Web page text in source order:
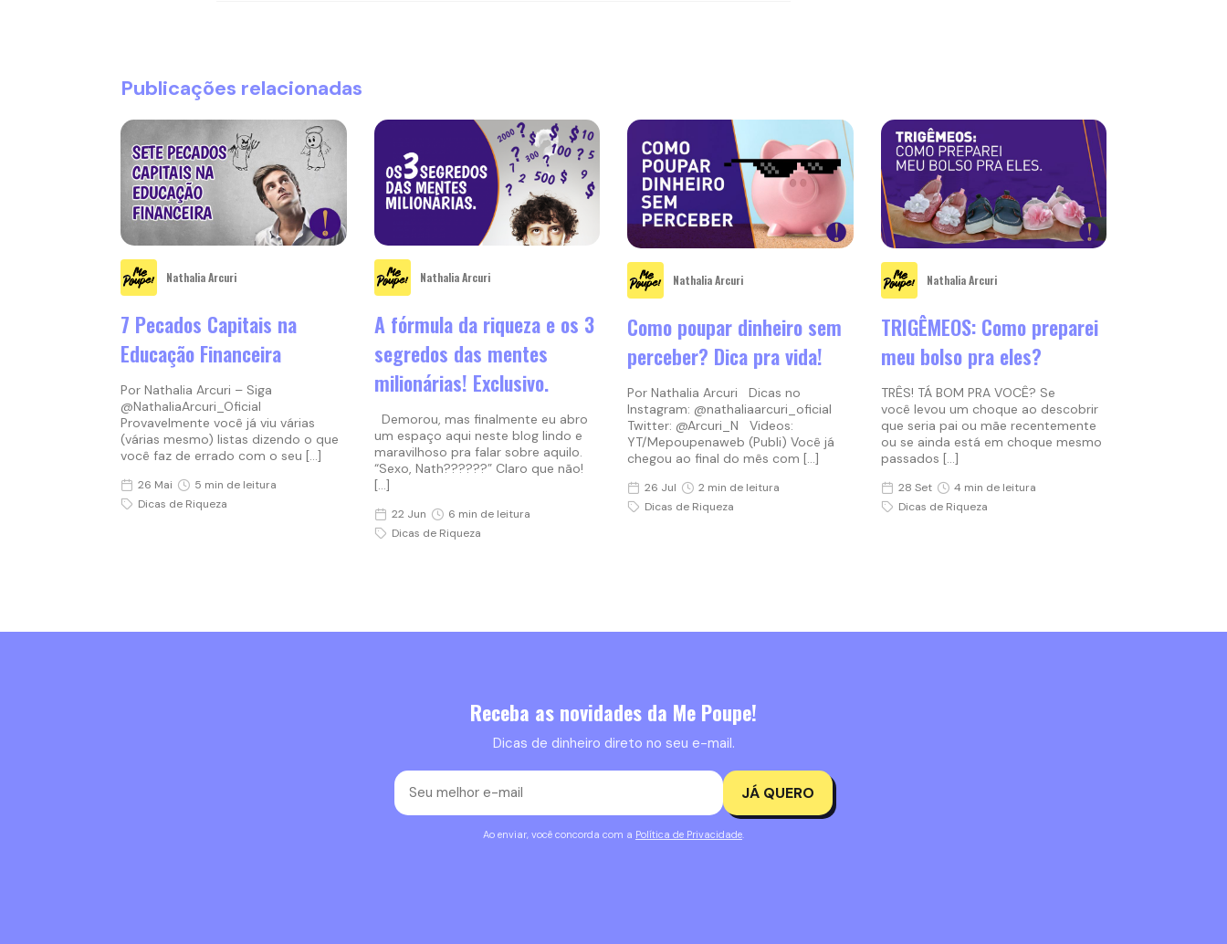
Publicações relacionadas
Nathalia Arcuri
7 Pecados Capitais na
Educação Financeira
Por Nathalia Arcuri – Siga
@NathaliaArcuri_Oficial
Provavelmente você já viu várias
(várias mesmo) listas dizendo o que
você faz de errado com o seu […]
26 Mai
5 min de leitura
Dicas de Riqueza
Nathalia Arcuri
A fórmula da riqueza e os 3
segredos das mentes
milionárias! Exclusivo.
Demorou, mas finalmente eu abro
um espaço aqui neste blog lindo e
maravilhoso pra falar sobre aquilo.
“Sexo, Nath??????” Claro que não!
[…]
22 Jun
6 min de leitura
Dicas de Riqueza
Nathalia Arcuri
Como poupar dinheiro sem
perceber? Dica pra vida!
Por Nathalia Arcuri Dicas no
Instagram: @nathaliaarcuri_oficial
Twitter: @Arcuri_N Videos:
YT/Mepoupenaweb (Publi) Você já
chegou ao final do mês com […]
26 Jul
2 min de leitura
Dicas de Riqueza
Nathalia Arcuri
TRIGÊMEOS: Como preparei
meu bolso pra eles?
TRÊS! TÁ BOM PRA VOCÊ? Se
você levou um choque ao descobrir
que seria pai ou mãe recentemente
ou se ainda está em choque mesmo
passados […]
28 Set
4 min de leitura
Dicas de Riqueza
Receba as novidades da Me Poupe!
Dicas de dinheiro direto no seu e-mail.
JÁ QUERO
Ao enviar, você concorda com a Política de Privacidade